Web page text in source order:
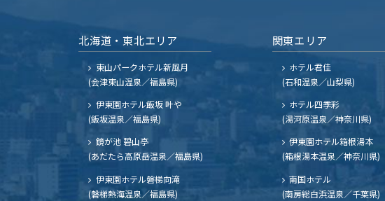
北海道・東北エリア
東山パークホテル新風月
(会津東山温泉／福島県)
伊東園ホテル飯坂 叶や
(飯坂温泉／福島県)
鏡が池 碧山亭
(あだたら高原岳温泉／福島県)
伊東園ホテル磐梯向滝
(磐梯熱海温泉／福島県)
関東エリア
ホテル君佳
(石和温泉／山梨県)
ホテル四季彩
(湯河原温泉／神奈川県)
伊東園ホテル箱根湯本
(箱根湯本温泉／神奈川県)
南国ホテル
(南房総白浜温泉／千葉県)